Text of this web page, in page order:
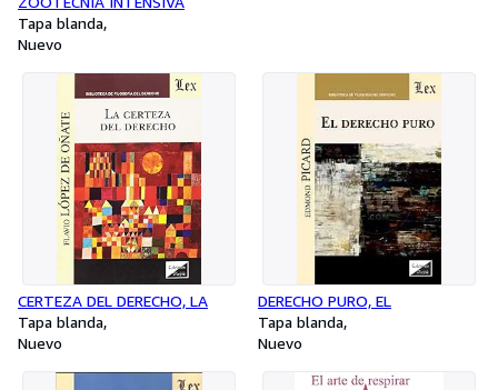
Tapa blanda
Nuevo
CERTEZA DEL DERECHO, LA
Tapa blanda
Nuevo
DERECHO PURO, EL
Tapa blanda
Nuevo